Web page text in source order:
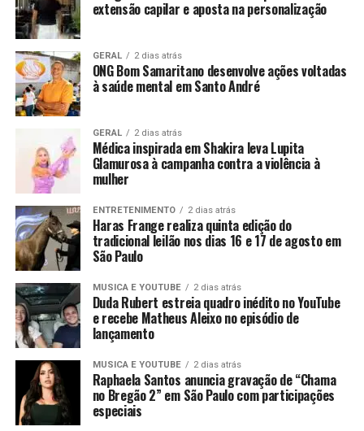
extensão capilar e aposta na personalização
GERAL 2 dias atrás
ONG Bom Samaritano desenvolve ações voltadas
à saúde mental em Santo André
GERAL 2 dias atrás
Médica inspirada em Shakira leva Lupita
Glamurosa à campanha contra a violência à
mulher
ENTRETENIMENTO 2 dias atrás
Haras Frange realiza quinta edição do
tradicional leilão nos dias 16 e 17 de agosto em
São Paulo
MUSICA E YOUTUBE 2 dias atrás
Duda Rubert estreia quadro inédito no YouTube
e recebe Matheus Aleixo no episódio de
lançamento
MUSICA E YOUTUBE 2 dias atrás
Raphaela Santos anuncia gravação de “Chama
no Bregão 2” em São Paulo com participações
especiais